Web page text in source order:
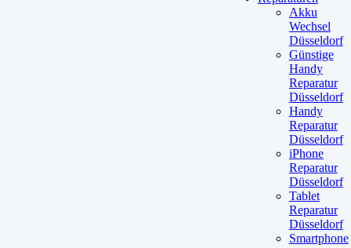
Akku
Wechsel
Düsseldorf
Günstige
Handy
Reparatur
Düsseldorf
Handy
Reparatur
Düsseldorf
iPhone
Reparatur
Düsseldorf
Tablet
Reparatur
Düsseldorf
Smartphone